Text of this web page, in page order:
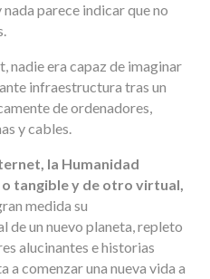
parece indicar que no
nadie era capaz de imaginar
infraestructura tras un
de ordenadores,
y cables.
la Humanidad
tangible y de otro virtual,
medida su
de un nuevo planeta, repleto
alucinantes e historias
a comenzar una nueva vida a